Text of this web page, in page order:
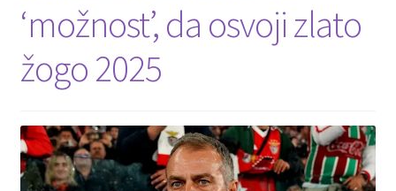
‘možnost’, da osvoji zlato
žogo 2025